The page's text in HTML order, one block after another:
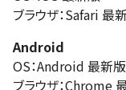
ブラウザ：Safari 最
Android
OS：Android 最新版
ブラウザ：Chrome